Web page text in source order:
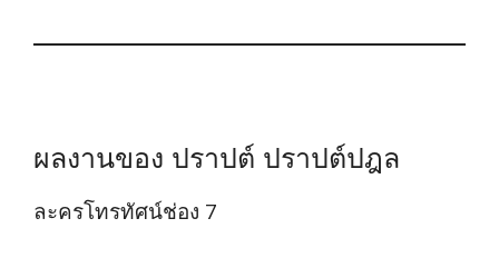
ผลงานของ ปราปต์ ปราปต์ปฎล
ละครโทรทัศน์ช่อง 7